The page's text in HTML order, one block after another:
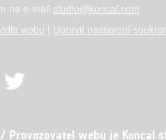
na e-mail studio@koncal.com
webu Upravit nastavení
webu je Koncal